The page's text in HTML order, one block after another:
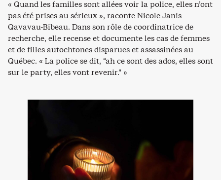
« Quand les familles sont allées voir la police, elles n’ont
pas été prises au sérieux », raconte Nicole Janis
Qavavau-Bibeau. Dans son rôle de coordinatrice de
recherche, elle recense et documente les cas de femmes
et de filles autochtones disparues et assassinées au
Québec. « La police se dit, “ah ce sont des ados, elles sont
sur le party, elles vont revenir.” »